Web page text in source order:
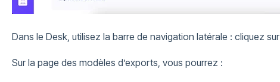
Dans le Desk, utilisez la barre de navigation latérale : cliquez sur
Sur la page des modèles d’exports, vous pourrez :